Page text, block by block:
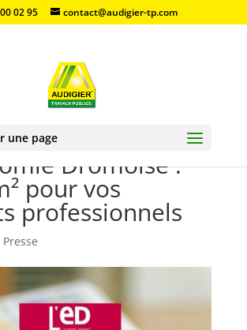
02 95 contact@audigier-tp.com
une page
Dromoise :
pour vos
professionnels
Presse